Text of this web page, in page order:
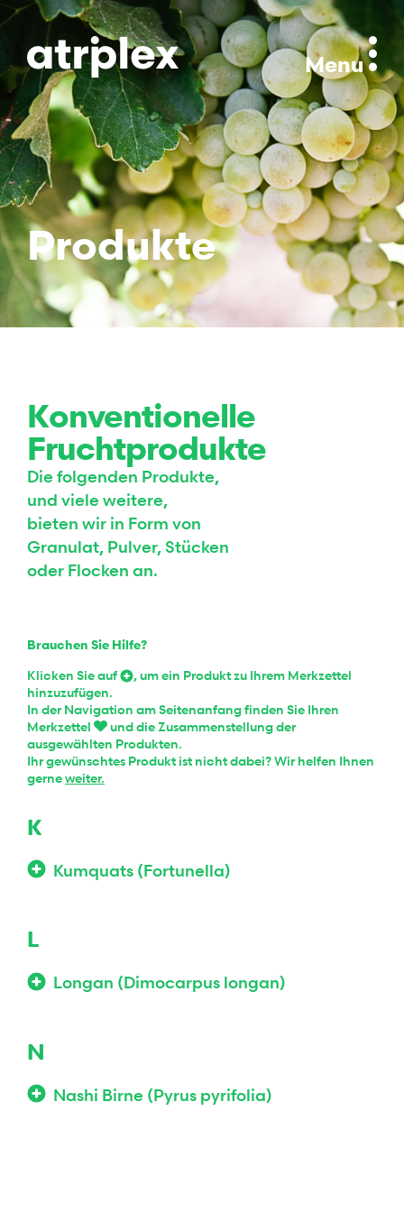
Menu
Produkte
Konventionelle
Fruchtprodukte
Die folgenden Produkte,
und viele weitere,
bieten wir in Form von
Granulat, Pulver, Stücken
oder Flocken an.
Brauchen Sie Hilfe?
Klicken Sie auf
, um ein Produkt zu Ihrem Merkzettel
hinzuzufügen.
In der Navigation am Seitenanfang finden Sie Ihren
Merkzettel
und die Zusammenstellung der
ausgewählten Produkten.
Ihr gewünschtes Produkt ist nicht dabei? Wir helfen Ihnen
gerneweiter.
K
Kumquats (Fortunella)
L
Longan (Dimocarpus longan)
N
Nashi Birne (Pyrus pyrifolia)